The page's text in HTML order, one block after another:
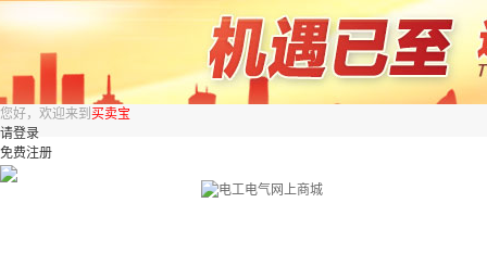
您好，欢迎来到 买卖宝
请登录
免费注册